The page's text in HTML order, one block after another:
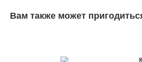
Вам также может